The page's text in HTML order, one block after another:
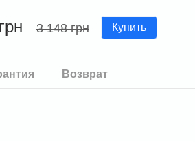
3 148 грн Купить
Возврат